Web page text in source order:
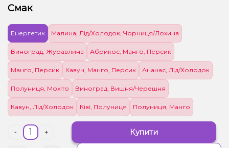
Смак
Енергетик Малина, Лід/Холодок, Чорниця/Лохина
Виноград, Журавлина Абрикос, Манго, Персик
Манго, Персик Кавун, Манго, Персик Ананас, Лід/Холодок
Полуниця, Мохіто Виноград, Вишня/Черешня
Кавун, Лід/Холодок Ківі, Полуниця Полуниця, Манго
- + Купити